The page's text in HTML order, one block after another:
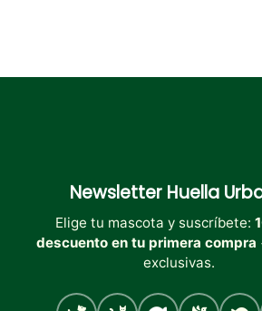
Newsletter Huella
Elige tu mascota y suscríbete:
descuento en tu primera compra
exclusivas.